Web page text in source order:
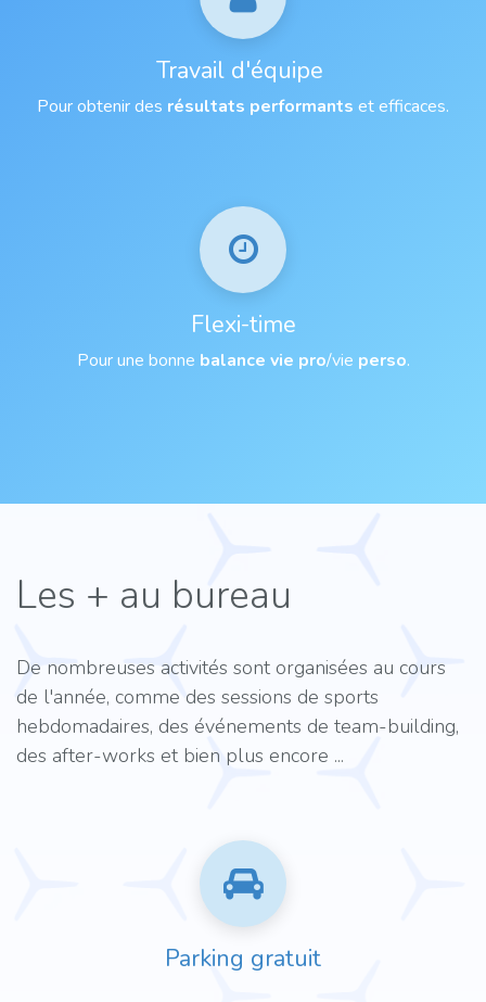
Travail d'équipe
Pour obtenir des résultats performants et efficaces.
Flexi-time
Pour une bonne balance vie pro/vie perso.
Les + au bureau
De nombreuses activités sont organisées au cours
de l'année, comme des sessions de sports
hebdomadaires, des événements de team-building,
des after-works et bien plus encore ...
Parking gratuit